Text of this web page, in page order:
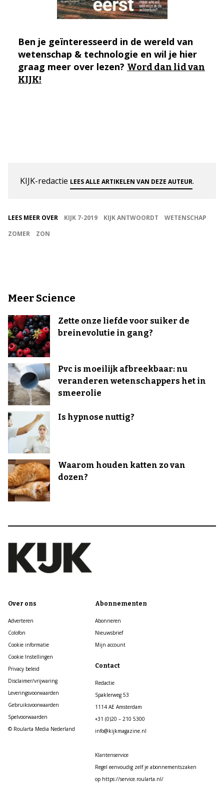
Ben je geïnteresseerd in de wereld van
wetenschap & technologie en wil je hier
graag meer over lezen? Word dan lid van
KIJK!
KIJK-redactie LEES ALLE ARTIKELEN VAN DEZE AUTEUR.
LEES MEER OVER KIJK 7-2019 KIJK ANTWOORDT
WETENSCHAP
ZOMER
ZON
Meer Science
Zette onze liefde voor suiker de
breinevolutie in gang?
Pvc is moeilijk afbreekbaar: nu
veranderen wetenschappers het in
smeerolie
Is hypnose nuttig?
Waarom houden katten zo van
dozen?
Over ons
Adverteren
Colofon
Cookie informatie
Cookie Instellingen
Privacy beleid
Disclaimer/vrijwaring
Leveringsvoorwaarden
Gebruiksvoorwaarden
Spelvoorwaarden
© Roularta Media Nederland
Abonnementen
Abonneren
Nieuwsbrief
Mijn account
Contact
Redactie
Spaklerweg 53
1114 AE Amsterdam
+31 (0)20 – 210 5300
info@kijkmagazine.nl
Klantenservice
Regel eenvoudig zelf je abonnementszaken
op https://service.roularta.nl/